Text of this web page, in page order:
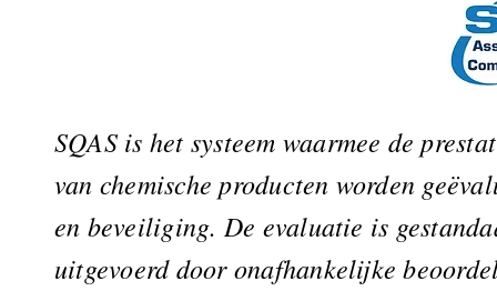
SQAS is het systeem waarmee de
van chemische producten worden
en beveiliging. De evaluatie is
uitgevoerd door onafhankelijke